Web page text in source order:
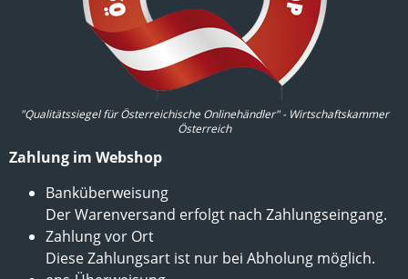
"Qualitätssiegel für Österreichische Onlinehändler" - Wirtschaftskammer
Österreich
Zahlung im Webshop
Banküberweisung
Der Warenversand erfolgt nach Zahlungseingang.
Zahlung vor Ort
Diese Zahlungsart ist nur bei Abholung möglich.